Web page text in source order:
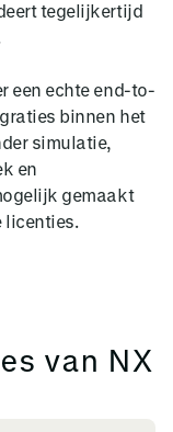
tegelijkertijd
een echte end-to-
binnen het
simulatie,
en
gemaakt
licenties.
van NX